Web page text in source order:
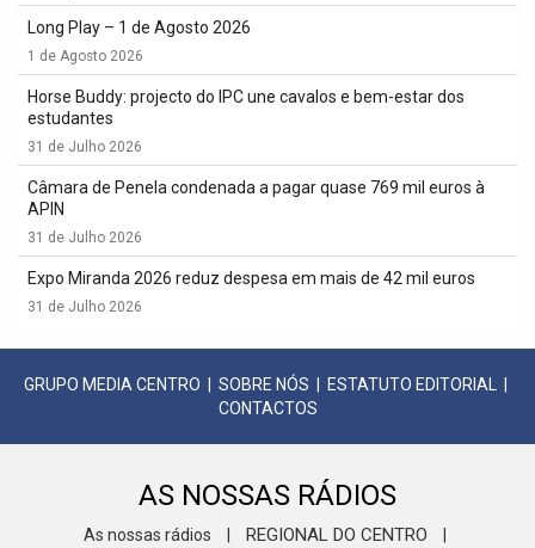
Long Play – 1 de Agosto 2026
1 de Agosto 2026
Horse Buddy: projecto do IPC une cavalos e bem-estar dos
estudantes
31 de Julho 2026
Câmara de Penela condenada a pagar quase 769 mil euros à
APIN
31 de Julho 2026
Expo Miranda 2026 reduz despesa em mais de 42 mil euros
31 de Julho 2026
GRUPO MEDIA CENTRO SOBRE NÓS ESTATUTO EDITORIAL
CONTACTOS
AS NOSSAS RÁDIOS
As nossas rádios REGIONAL DO CENTRO